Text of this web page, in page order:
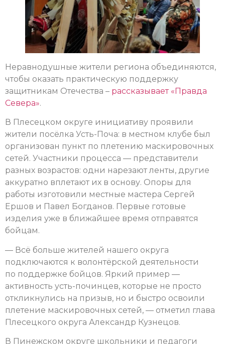
Неравнодушные жители региона объединяются,
чтобы оказать практическую поддержку
защитникам Отечества – рассказывает «Правда
Севера».
В Плесецком округе инициативу проявили
жители посёлка Усть-Поча: в местном клубе был
организован пункт по плетению маскировочных
сетей. Участники процесса — представители
разных возрастов: одни нарезают ленты, другие
аккуратно вплетают их в основу. Опоры для
работы изготовили местные мастера Сергей
Ершов и Павел Богданов. Первые готовые
изделия уже в ближайшее время отправятся
бойцам.
— Всё больше жителей нашего округа
подключаются к волонтёрской деятельности
по поддержке бойцов. Яркий пример —
активность усть-починцев, которые не просто
откликнулись на призыв, но и быстро освоили
плетение маскировочных сетей, — отметил глава
Плесецкого округа Александр Кузнецов.
В Пинежском округе школьники и педагоги